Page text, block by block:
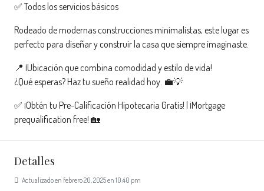
✅ Todos los servicios básicos
Rodeado de modernas construcciones minimalistas, este lugar es
perfecto para diseñar y construir la casa que siempre imaginaste.
📍 ¡Ubicación que combina comodidad y estilo de vida!
¿Qué esperas? Haz tu sueño realidad hoy. 💼💡
✅ ¡Obtén tu Pre-Calificación Hipotecaria Gratis! | ¡Mortgage
prequalification free! 🏡
Detalles
Actualizado en febrero 20, 2025 en 10:40 pm